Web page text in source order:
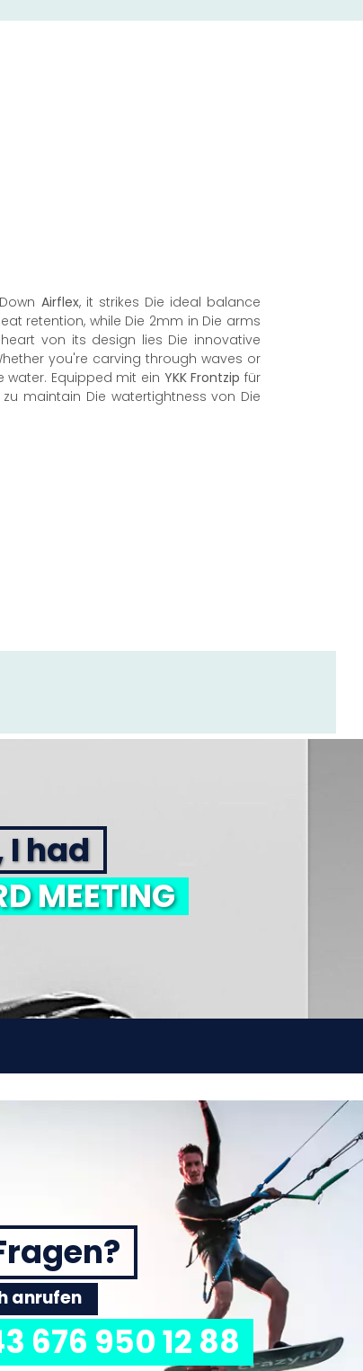
Airflex, it strikes Die ideal balance
retention, while Die 2mm in Die arms
von its design lies Die innovative
you're carving through waves or
water. Equipped mit ein YKK Frontzip für
maintain Die watertightness von Die
I had
MEETING
anrufen
676 950 12 88